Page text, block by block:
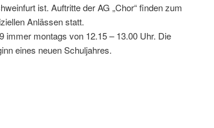
ist. Auftritte der AG „Chor“ finden zum
Anlässen statt.
immer montags von 12.15 – 13.00 Uhr. Die
eines neuen Schuljahres.